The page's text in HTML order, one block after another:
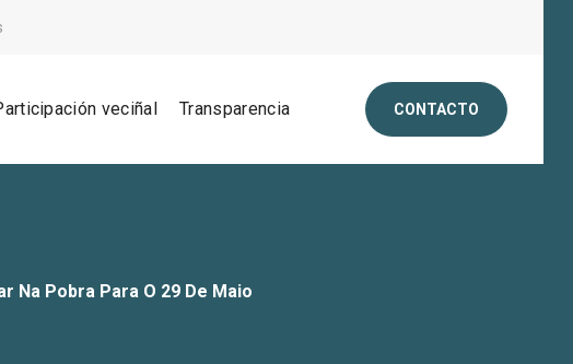
veciñal Transparencia CONTACTO
Na Pobra Para O 29 De Maio